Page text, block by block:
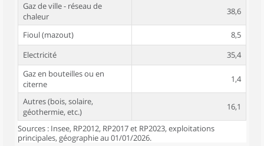
Gaz de ville - réseau de
chaleur
38,6
Fioul (mazout)
8,5
Electricité
35,4
Gaz en bouteilles ou en
citerne
1,4
Autres (bois, solaire,
géothermie, etc.)
16,1
Sources : Insee, RP2012, RP2017 et RP2023, exploitations
principales, géographie au 01/01/2026.